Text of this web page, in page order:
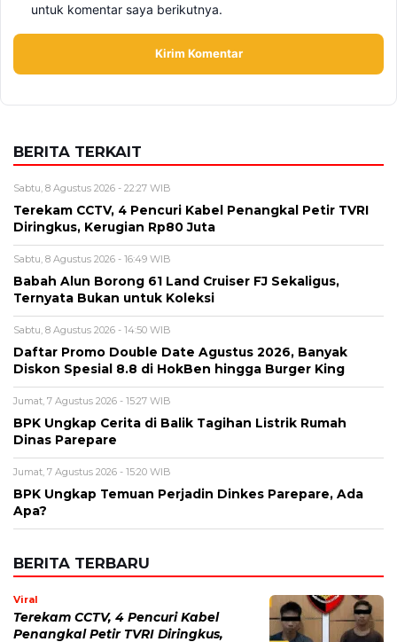
untuk komentar saya berikutnya.
BERITA TERKAIT
Sabtu, 8 Agustus 2026 - 22:27 WIB
Terekam CCTV, 4 Pencuri Kabel Penangkal Petir TVRI
Diringkus, Kerugian Rp80 Juta
Sabtu, 8 Agustus 2026 - 16:49 WIB
Babah Alun Borong 61 Land Cruiser FJ Sekaligus,
Ternyata Bukan untuk Koleksi
Sabtu, 8 Agustus 2026 - 14:50 WIB
Daftar Promo Double Date Agustus 2026, Banyak
Diskon Spesial 8.8 di HokBen hingga Burger King ‎
Jumat, 7 Agustus 2026 - 15:27 WIB
BPK Ungkap Cerita di Balik Tagihan Listrik Rumah
Dinas Parepare
Jumat, 7 Agustus 2026 - 15:20 WIB
BPK Ungkap Temuan Perjadin Dinkes Parepare, Ada
Apa?
BERITA TERBARU
Viral
Terekam CCTV, 4 Pencuri Kabel
Penangkal Petir TVRI Diringkus,